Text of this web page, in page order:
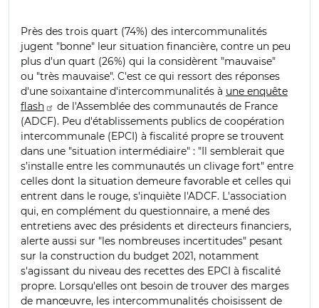
Près des trois quart (74%) des intercommunalités
jugent "bonne" leur situation financière, contre un peu
plus d'un quart (26%) qui la considèrent "mauvaise"
ou "très mauvaise". C'est ce qui ressort des réponses
d'une soixantaine d'intercommunalités à une enquête
flash
de l'Assemblée des communautés de France
(ADCF). Peu d'établissements publics de coopération
intercommunale (EPCI) à fiscalité propre se trouvent
dans une "situation intermédiaire" : "Il semblerait que
s’installe entre les communautés un clivage fort" entre
celles dont la situation demeure favorable et celles qui
entrent dans le rouge, s'inquiète l'ADCF. L'association
qui, en complément du questionnaire, a mené des
entretiens avec des présidents et directeurs financiers,
alerte aussi sur "les nombreuses incertitudes" pesant
sur la construction du budget 2021, notamment
s'agissant du niveau des recettes des EPCI à fiscalité
propre. Lorsqu'elles ont besoin de trouver des marges
de manœuvre, les intercommunalités choisissent de